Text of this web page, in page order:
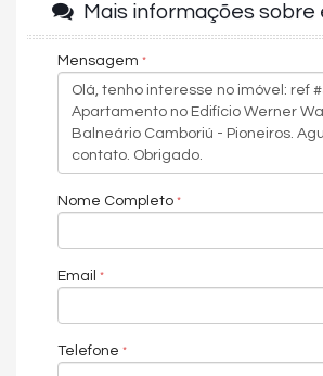
Piscina adulta
Salão de festas
Espaço zen
Homebox
Mais informações sobre
Mensagem
Nome Completo
Email
Telefone